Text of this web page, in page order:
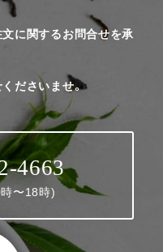
に関するお問合せを承
ださいませ。
4663
〜18時)